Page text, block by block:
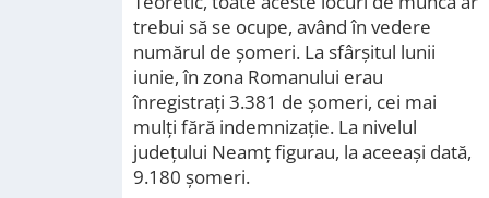
trebui să se ocupe, având în vedere
numărul de șomeri. La sfârșitul lunii
iunie, în zona Romanului erau
înregistrați 3.381 de șomeri, cei mai
mulți fără indemnizație. La nivelul
județului Neamț figurau, la aceeași dată,
9.180 șomeri.